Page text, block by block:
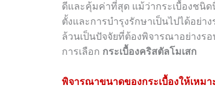
ดีและคุ้มค่าที่สุด แม้ว่ากระเบื้องชนิ
ตั้งและการบำรุงรักษาเป็นไปได้อย่
ล้วนเป็นปัจจัยที่ต้องพิจารณาอย่าง
การเลือก กระเบื้องคริสตัลโมเสก
พิจารณาขนาดของกระเบื้องให้เหม